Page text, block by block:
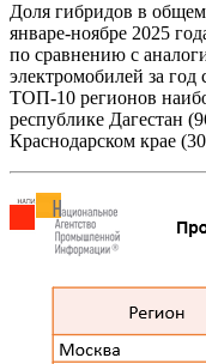
Доля гибридов в
январе-ноябре 2025
по сравнению с
электромобилей за год
ТОП-10 регионов
республике Дагестан
Краснодарском крае